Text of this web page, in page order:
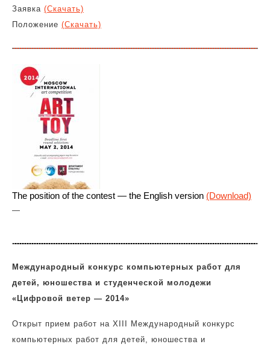
Заявка (Скачать)
Положение (Скачать)
The position of the contest — the English version (Download)
—
Международный конкурс компьютерных работ для
детей, юношества и студенческой молодежи
«Цифровой ветер — 2014»
Открыт прием работ на XIII Международный конкурс
компьютерных работ для детей, юношества и